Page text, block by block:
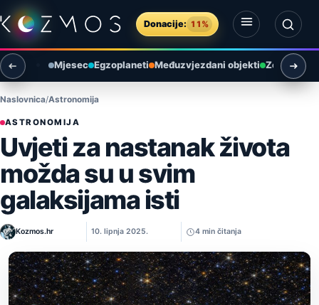
Preskoči na sadržaj
Donacije: 11%
Otvori izbornik
Otvori pretragu
Mjesec Egzoplaneti Međuzvjezdani objekti Zemlja i
Naslovnica Astronomija
ASTRONOMIJA
Uvjeti za nastanak života
možda su u svim
galaksijama isti
Kozmos.hr 10. lipnja 2025. 4 min čitanja